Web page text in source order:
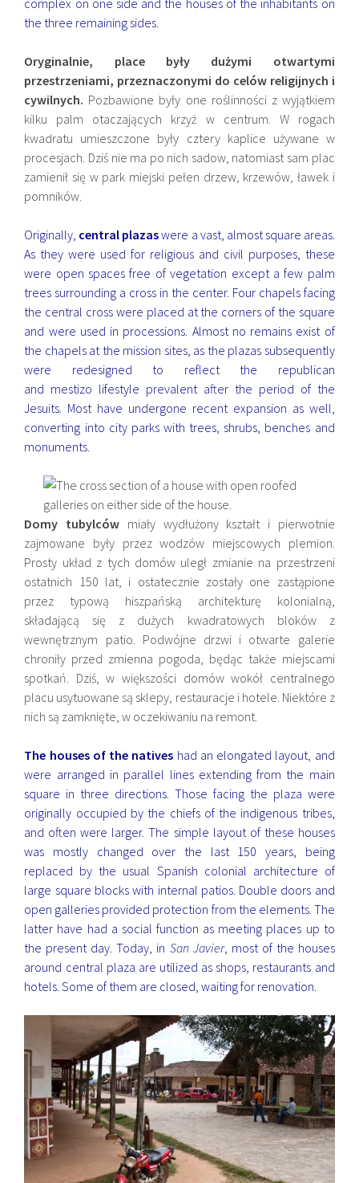
the three remaining sides.
Oryginalnie, place były dużymi otwartymi
przestrzeniami, przeznaczonymi do celów religijnych i
cywilnych. Pozbawione były one roślinności z wyjątkiem
kilku palm otaczających krzyż w centrum. W rogach
kwadratu umieszczone były cztery kaplice używane w
procesjach. Dziś nie ma po nich sadow, natomiast sam plac
zamienił się w park miejski pełen drzew, krzewów, ławek i
pomników.
Originally, central plazaswere a vast, almost square areas.
As they were used for religious and civil purposes, these
were open spaces free of vegetation except a few palm
trees surrounding a cross in the center. Four chapels facing
the central cross were placed at the corners of the square
and were used in processions. Almost no remains exist of
the chapels at the mission sites, as the plazas subsequently
were redesigned to reflect the republican
and mestizo lifestyle prevalent after the period of the
Jesuits. Most have undergone recent expansion as well,
converting into city parks with trees, shrubs, benches and
monuments.
Domy tubylców miały wydłużony kształt i pierwotnie
zajmowane były przez wodzów miejscowych plemion.
Prosty układ z tych domów uległ zmianie na przestrzeni
ostatnich 150 lat, i ostatecznie zostały one zastąpione
przez typową hiszpańską architekturę kolonialną,
składającą się z dużych kwadratowych bloków z
wewnętrznym patio. Podwójne drzwi i otwarte galerie
chroniły przed zmienna pogoda, będąc także miejscami
spotkań. Dziś, w większości domów wokół centralnego
placu usytuowane są sklepy, restauracje i hotele. Niektóre z
nich są zamknięte, w oczekiwaniu na remont.
The houses of the natives had an elongated layout, and
were arranged in parallel lines extending from the main
square in three directions. Those facing the plaza were
originally occupied by the chiefs of the indigenous tribes,
and often were larger. The simple layout of these houses
was mostly changed over the last 150 years, being
replaced by the usual Spanish colonial architecture of
large square blocks with internal patios. Double doors and
open galleries provided protection from the elements. The
latter have had a social function as meeting places up to
the present day. Today, in San Javier, most of the houses
around central plaza are utilized as shops, restaurants and
hotels. Some of them are closed, waiting for renovation.